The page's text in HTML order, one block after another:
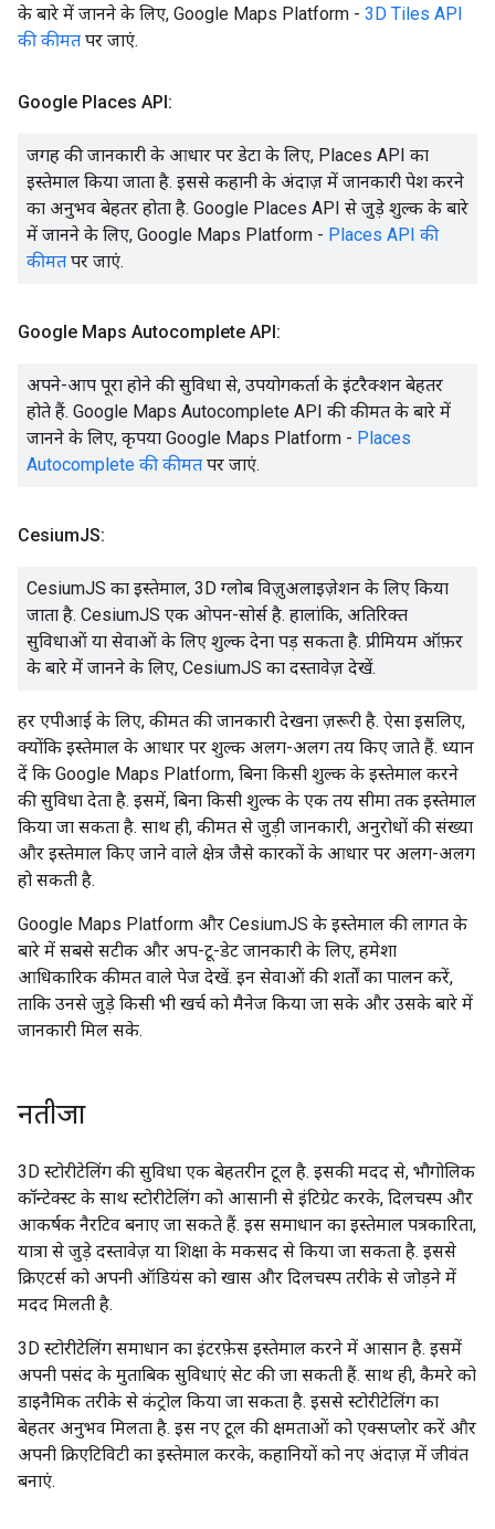
के बारे में जानने के लिए, Google Maps Platform - 3D Tiles API
की कीमत पर जाएं.
Google Places API:
जगह की जानकारी के आधार पर डेटा के लिए, Places API का
इस्तेमाल किया जाता है. इससे कहानी के अंदाज़ में जानकारी पेश करने
का अनुभव बेहतर होता है. Google Places API से जुड़े शुल्क के बारे
में जानने के लिए, Google Maps Platform - Places API की
कीमत पर जाएं.
Google Maps Autocomplete API:
अपने-आप पूरा होने की सुविधा से, उपयोगकर्ता के इंटरैक्शन बेहतर
होते हैं. Google Maps Autocomplete API की कीमत के बारे में
जानने के लिए, कृपया Google Maps Platform - Places
Autocomplete की कीमत पर जाएं.
CesiumJS:
CesiumJS का इस्तेमाल, 3D ग्लोब विज़ुअलाइज़ेशन के लिए किया
जाता है. CesiumJS एक ओपन-सोर्स है. हालांकि, अतिरिक्त
सुविधाओं या सेवाओं के लिए शुल्क देना पड़ सकता है. प्रीमियम ऑफ़र
के बारे में जानने के लिए, CesiumJS का दस्तावेज़ देखें.
हर एपीआई के लिए, कीमत की जानकारी देखना ज़रूरी है. ऐसा इसलिए,
क्योंकि इस्तेमाल के आधार पर शुल्क अलग-अलग तय किए जाते हैं. ध्यान
दें कि Google Maps Platform, बिना किसी शुल्क के इस्तेमाल करने
की सुविधा देता है. इसमें, बिना किसी शुल्क के एक तय सीमा तक इस्तेमाल
किया जा सकता है. साथ ही, कीमत से जुड़ी जानकारी, अनुरोधों की संख्या
और इस्तेमाल किए जाने वाले क्षेत्र जैसे कारकों के आधार पर अलग-अलग
हो सकती है.
Google Maps Platform और CesiumJS के इस्तेमाल की लागत के
बारे में सबसे सटीक और अप-टू-डेट जानकारी के लिए, हमेशा
आधिकारिक कीमत वाले पेज देखें. इन सेवाओं की शर्तों का पालन करें,
ताकि उनसे जुड़े किसी भी खर्च को मैनेज किया जा सके और उसके बारे में
जानकारी मिल सके.
नतीजा
3D स्टोरीटेलिंग की सुविधा एक बेहतरीन टूल है. इसकी मदद से, भौगोलिक
कॉन्टेक्स्ट के साथ स्टोरीटेलिंग को आसानी से इंटिग्रेट करके, दिलचस्प और
आकर्षक नैरटिव बनाए जा सकते हैं. इस समाधान का इस्तेमाल पत्रकारिता,
यात्रा से जुड़े दस्तावेज़ या शिक्षा के मकसद से किया जा सकता है. इससे
क्रिएटर्स को अपनी ऑडियंस को खास और दिलचस्प तरीके से जोड़ने में
मदद मिलती है.
3D स्टोरीटेलिंग समाधान का इंटरफ़ेस इस्तेमाल करने में आसान है. इसमें
अपनी पसंद के मुताबिक सुविधाएं सेट की जा सकती हैं. साथ ही, कैमरे को
डाइनैमिक तरीके से कंट्रोल किया जा सकता है. इससे स्टोरीटेलिंग का
बेहतर अनुभव मिलता है. इस नए टूल की क्षमताओं को एक्सप्लोर करें और
अपनी क्रिएटिविटी का इस्तेमाल करके, कहानियों को नए अंदाज़ में जीवंत
बनाएं.